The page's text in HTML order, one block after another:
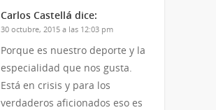
Carlos Castellá dice:
30 octubre, 2015 a las 12:03 pm
Porque es nuestro deporte y la
especialidad que nos gusta.
Está en crisis y para los
verdaderos aficionados eso es